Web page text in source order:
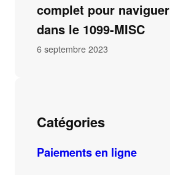
complet pour naviguer
dans le 1099-MISC
6 septembre 2023
Catégories
Paiements en ligne